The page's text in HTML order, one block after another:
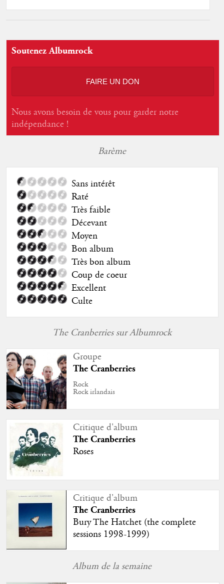
Soutenez Albumrock
FAIRE UN DON
Nous avons besoin de vous pour garder notre
indépendance !
Barème
Sans intérêt
Raté
Très faible
Décevant
Moyen
Bon album
Très bon album
Coup de coeur
Excellent
Culte
The Cranberries sur Albumrock
Groupe
The Cranberries
Rock
Rock irlandais
Critique d'album
The Cranberries
Roses
Critique d'album
The Cranberries
Bury The Hatchet (the complete
sessions 1998-1999)
Album de la semaine